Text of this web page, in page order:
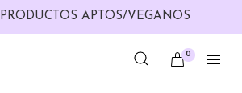
APTOS/VEGANOS
0